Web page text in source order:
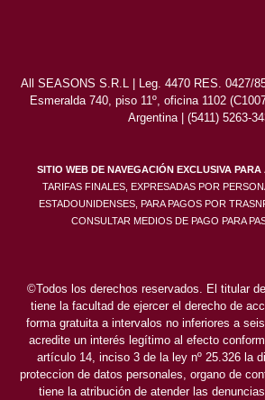
All SEASONS S.R.L | Leg. 4470 RES. 0427/
Esmeralda 740, piso 11º, oficina 1102
Argentina | (5411) 5263-
SITIO WEB DE NAVEGACIÓN EXCLUSIVA
TARIFAS FINALES, EXPRESADAS POR
ESTADOUNIDENSES, PARA PAGOS POR
CONSULTAR MEDIOS DE PAGO PARA
©Todos los derechos reservados. El titular
tiene la facultad de ejercer el derecho de
forma gratuita a intervalos no inferiores a
acredite un interés legítimo al efecto
artículo 14, inciso 3 de la ley nº 25.326 la
proteccion de datos personales, organo de
tiene la atribución de atender las